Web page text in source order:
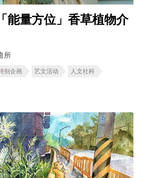
能量方位」香草植物介
所
别企画 艺文活动 人文社科